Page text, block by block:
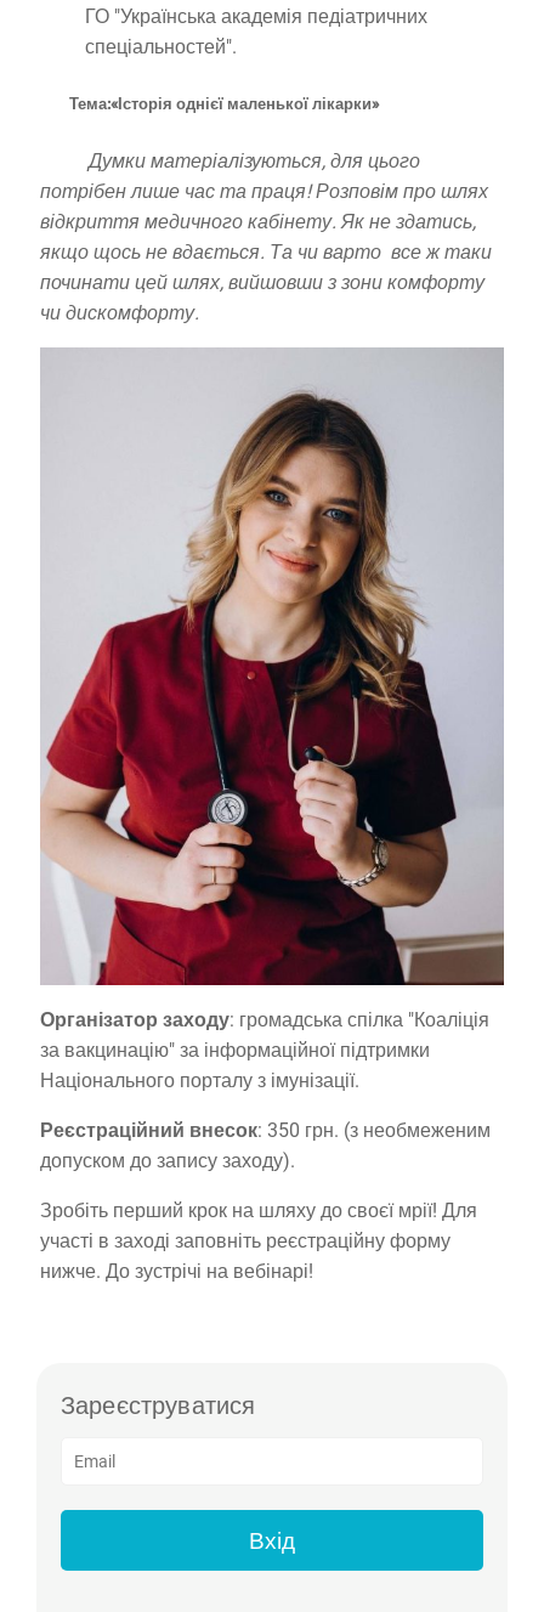
ГО "Українська академія педіатричних
спеціальностей".
Тема:«Історія однієї маленької лікарки»
Думки матеріалізуються, для цього
потрібен лише час та праця!Розповім про шлях
відкриття медичного кабінету. Як не здатись,
якщо щось не вдається. Та чи варто все ж таки
починати цей шлях, вийшовши з зони комфорту
чи дискомфорту.
Організатор заходу: громадська спілка "Коаліція
за вакцинацію" за інформаційної підтримки
Національного порталу з імунізації.
Реєстраційний внесок: 350 грн. (з необмеженим
допуском до запису заходу).
Зробіть перший крок на шляху до своєї мрії! Для
участі в заході заповніть реєстраційну форму
нижче. До зустрічі на вебінарі!
Зареєструватися
Вхід